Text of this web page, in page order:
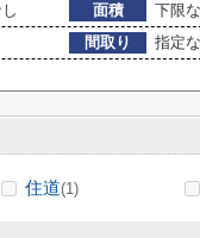
面積 下限
間取り
指定
住道(1)